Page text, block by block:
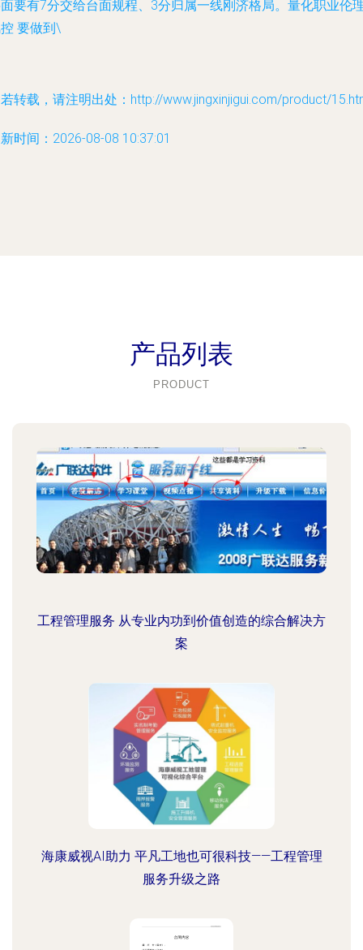
要有7分交给台面规程、3分归属一线刚济格局。量化职业伦
要做到\
转载，请注明出处：http://www.jingxinjigui.com/product/
时间：2026-08-08 10:37:01
产品列表
PRODUCT
工程管理服务 从专业内功到价值创造的综合解决方
案
海康威视AI助力 平凡工地也可很科技——工程管理
服务升级之路